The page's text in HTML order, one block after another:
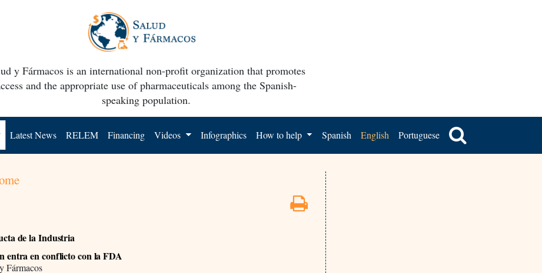
y Fármacos is an international non-profit organization that promotes
and the appropriate use of pharmaceuticals among the Spanish-
speaking population.
Latest News RELEM Financing Videos Infographics How to help Spanish English Portuguese
de la Industria
entra en conflicto con la FDA
Fármacos